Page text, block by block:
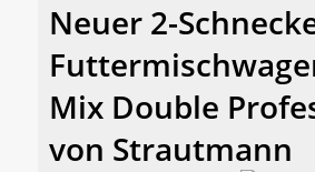
Neuer 2-
Mix Double
von Strautmann